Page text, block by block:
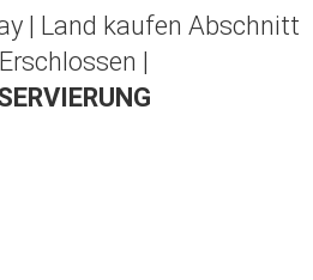
| Land kaufen Abschnitt
|